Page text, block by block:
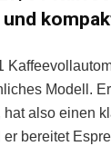
Modell.
also einen
bereitet